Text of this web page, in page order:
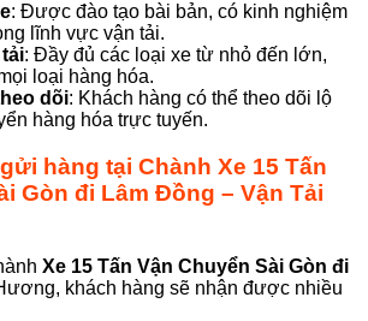
: Được đào tạo bài bản, có kinh nghiệm
lĩnh vực vận tải.
: Đầy đủ các loại xe từ nhỏ đến lớn,
loại hàng hóa.
dõi: Khách hàng có thể theo dõi lộ
hàng hóa trực tuyến.
hàng tại Chành Xe 15 Tấn
Gòn đi Lâm Đồng – Vận Tải
Xe 15 Tấn Vận Chuyển Sài Gòn đi
khách hàng sẽ nhận được nhiều